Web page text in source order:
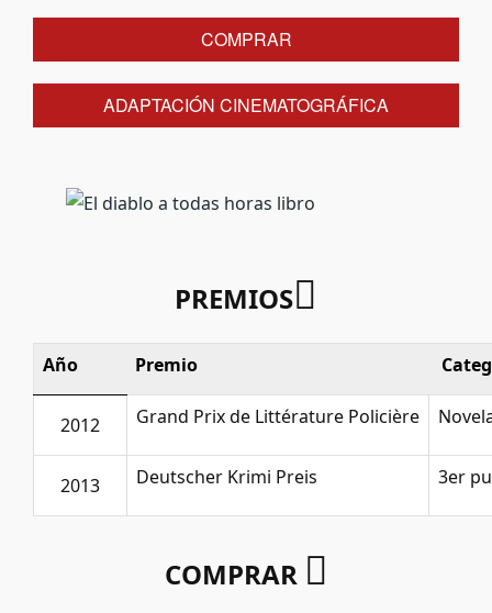
COMPRAR
ADAPTACIÓN CINEMATOGRÁFICA
PREMIOS
Año Premio
2012 Grand Prix de Littérature Policière
2013 Deutscher Krimi Preis 3er
COMPRAR